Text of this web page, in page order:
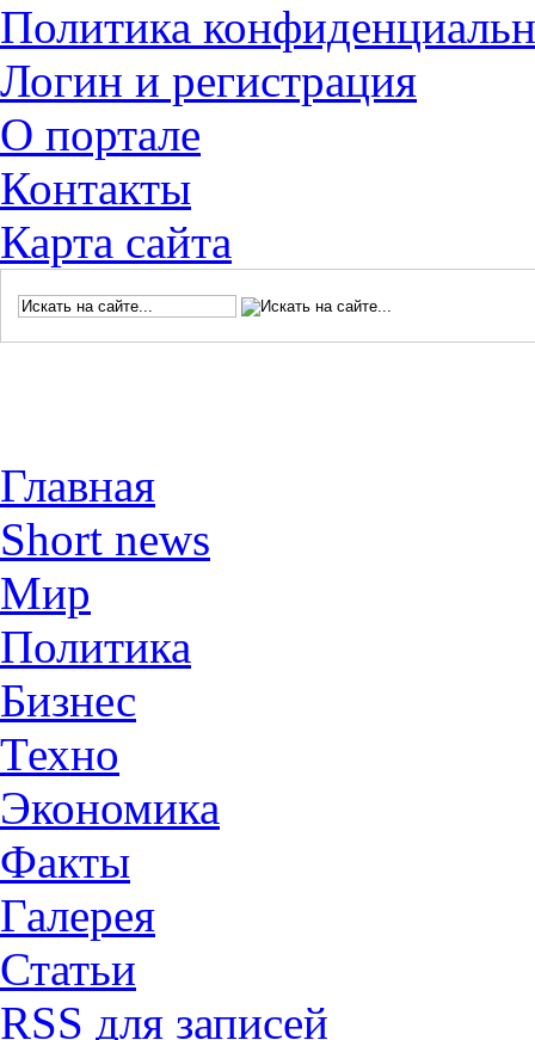
Политика
Логин и регистрация
О портале
Контакты
Карта сайта
Главная
Short news
Мир
Политика
Бизнес
Техно
Экономика
Факты
Галерея
Статьи
RSS для записей